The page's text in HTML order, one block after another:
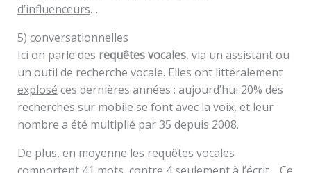
d’influenceurs…
5) conversationnelles
Ici on parle des requêtes vocales, via un assistant ou
un outil de recherche vocale. Elles ont littéralement
explosé ces dernières années : aujourd’hui 20% des
recherches sur mobile se font avec la voix, et leur
nombre a été multiplié par 35 depuis 2008.
De plus, en moyenne les requêtes vocales